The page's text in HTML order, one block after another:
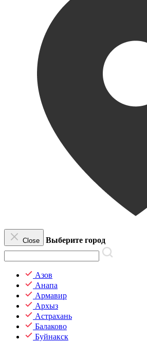
Close Выберите город
Азов
Анапа
Армавир
Архыз
Астрахань
Балаково
Буйнакск